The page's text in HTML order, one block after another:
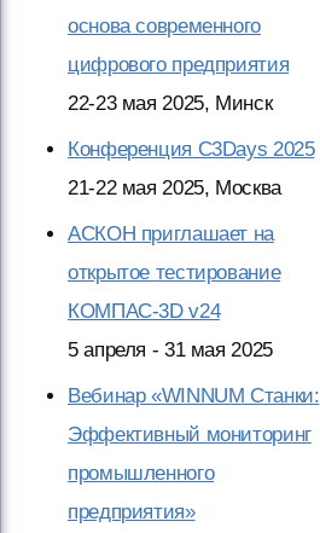
основа современного
цифрового предприятия
22-23 мая 2025, Минск
Конференция C3Days 2025
21-22 мая 2025, Москва
АСКОН приглашает на
открытое тестирование
КОМПАС-3D v24
5 апреля - 31 мая 2025
Вебинар «WINNUM Станки:
Эффективный мониторинг
промышленного
предприятия»